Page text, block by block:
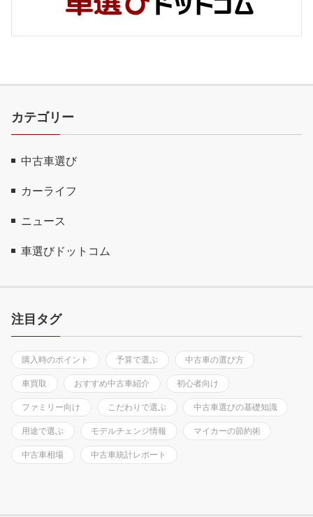
カテゴリー
中古車選び
カーライフ
ニュース
車選びドットコム
注目タグ
購入時のポイント 予算で選ぶ 中古車の選び方
車買取 おすすめ中古車紹介 初心者向け
ファミリー向け こだわりで選ぶ 中古車選びの基礎知識
用途で選ぶ モデルチェンジ情報 マイカーの節約術
中古車相場 中古車統計レポート